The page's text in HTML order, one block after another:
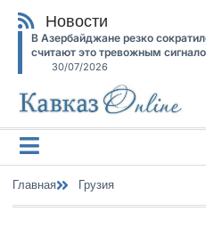
Новости
В Азербайджане резко
считают это тревожным
30/07/2026
Главная Грузия